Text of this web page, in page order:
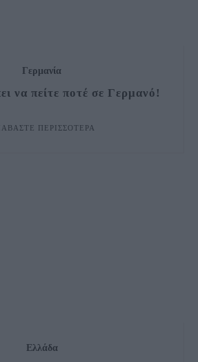
Γερμανία
να πείτε ποτέ σε Γερμανό!
ΠΕΡΙΣΣΌΤΕΡΑ
Ελλάδα